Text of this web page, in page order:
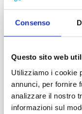
Consenso
Questo sito web
Utilizziamo i cookie
annunci, per fornire
analizzare il nostro
informazioni sul
Lucca